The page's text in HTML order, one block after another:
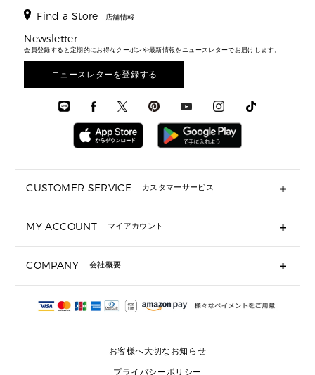
ウェア
アクセサリー
アクセサリー
メンズ バッグ
メンズ 財布・小物
メンズ シューズ
メンズ ウェア
メンズ 時計・その他
▶ メンズすべて
メンズ財布・小物
メンズアクセサリー
メンズウェア
トラベル
3 IN 1 / 2 IN 1 バッグ
▶ メンズすべて
▶ メンズすべて
▶ メンズすべて
▶ メンズすべて
▶ バッグすべて
通勤・通学アイテム
3 IN 1 バッグ
ミニ財布・フラグメントケース
▶ 小物すべて
定期ケース・カードケース・名刺入れ
サンダル
スニーカー
▶ ウェア
財布・小物
時計・ジュエリー
アクセサリー
エディターレビュー
Find a Store 店舗情報
Newsletter
会員登録すると定期的にお得なクーポンや最新情報をニュースレターでお届けします。
ニュースレターを登録する
CUSTOMER SERVICE カスタマーサービス
ギフト用にラッピングができますか？
ショッピングバッグを購入商品分送ってもらえますか？
注文後に完了メールが受信できないのですが？
サイズ交換はできますか？
MY ACCOUNT マイアカウント
COMPANY 会社概要
会社概要
お客様へ大切なお知らせ
プライバシーポリシー